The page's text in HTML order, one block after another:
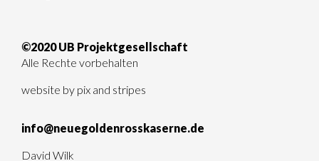
©2020 UB Projektgesellschaft
Alle Rechte vorbehalten
website by pix and stripes
info@neuegoldenrosskaserne.de
David Wilk